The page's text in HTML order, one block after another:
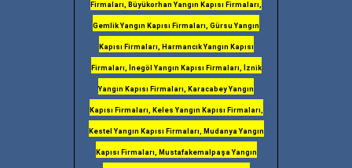
Firmaları, Büyükorhan Yangın Kapısı Firmaları,
Gemlik Yangın Kapısı Firmaları, Gürsu Yangın
Kapısı Firmaları, Harmancık Yangın Kapısı
Firmaları, İnegöl Yangın Kapısı Firmaları, İznik
Yangın Kapısı Firmaları, Karacabey Yangın
Kapısı Firmaları, Keles Yangın Kapısı Firmaları,
Kestel Yangın Kapısı Firmaları, Mudanya Yangın
Kapısı Firmaları, Mustafakemalpaşa Yangın